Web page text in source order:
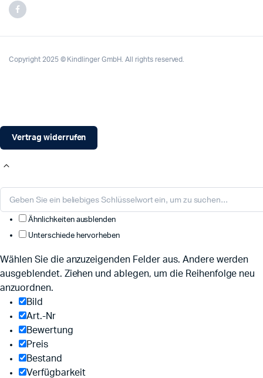
Copyright 2025 © Kindlinger GmbH. All rights reserved.
Vertrag widerrufen
Ähnlichkeiten ausblenden
Unterschiede hervorheben
Wählen Sie die anzuzeigenden Felder aus. Andere werden
ausgeblendet. Ziehen und ablegen, um die Reihenfolge neu
anzuordnen.
Bild
Art.-Nr
Bewertung
Preis
Bestand
Verfügbarkeit